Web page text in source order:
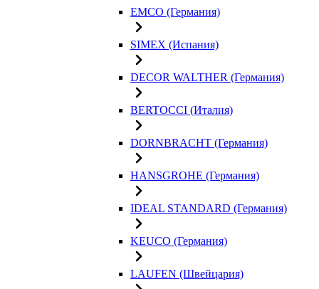
EMCO (Германия)
SIMEX (Испания)
DECOR WALTHER (Германия)
BERTOCCI (Италия)
DORNBRACHT (Германия)
HANSGROHE (Германия)
IDEAL STANDARD (Германия)
KEUCO (Германия)
LAUFEN (Швейцария)